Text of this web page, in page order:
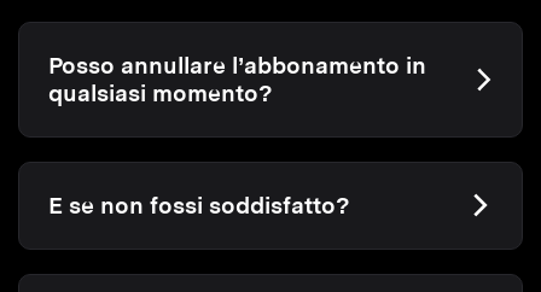
Posso annullare l’abbonamento in
qualsiasi momento?
E se non fossi soddisfatto?